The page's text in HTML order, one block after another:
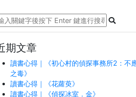
期文章
讀書心得｜《初心村的偵探事務所2：不
之毒》
讀書心得｜《花蘿萸》
讀書心得｜《偵探冰室．金》